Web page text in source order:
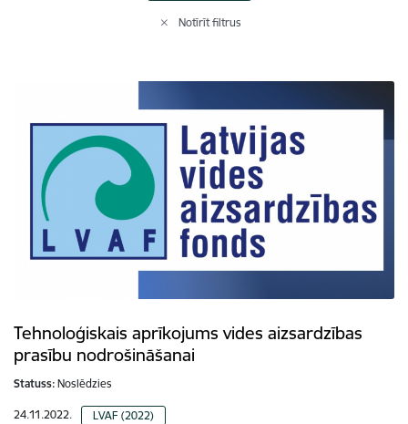
Notīrīt filtrus
Tehnoloģiskais aprīkojums vides aizsardzības
prasību nodrošināšanai
Statuss: Noslēdzies
24.11.2022. LVAF (2022)